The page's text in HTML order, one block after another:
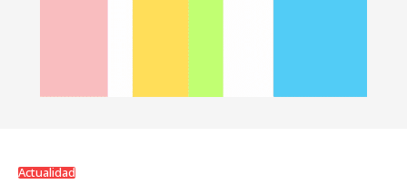
Actualidad